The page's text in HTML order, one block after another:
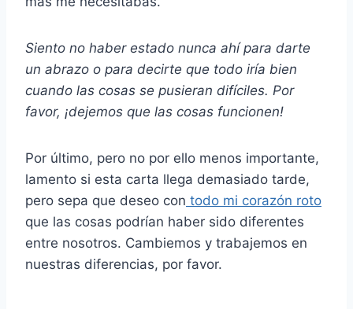
Siento no haber estado nunca ahí para darte
un abrazo o para decirte que todo iría bien
cuando las cosas se pusieran difíciles. Por
favor, ¡dejemos que las cosas funcionen!
Por último, pero no por ello menos importante,
lamento si esta carta llega demasiado tarde,
pero sepa que deseo con todo mi corazón roto
que las cosas podrían haber sido diferentes
entre nosotros. Cambiemos y trabajemos en
nuestras diferencias, por favor.